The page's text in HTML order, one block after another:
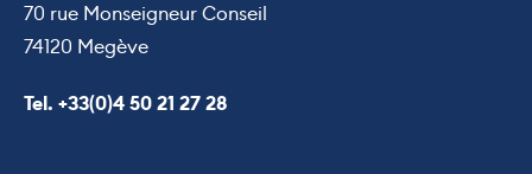
70 rue Monseigneur Conseil
74120 Megève
Appeler le
Tel. +33(0)4 50 21 27 28